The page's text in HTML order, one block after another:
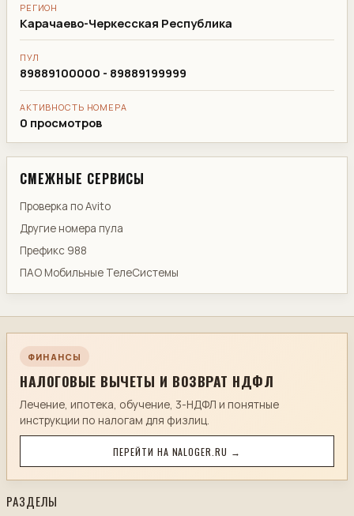
РЕГИОН
Карачаево-Черкесская Республика
ПУЛ
89889100000 - 89889199999
АКТИВНОСТЬ НОМЕРА
0 просмотров
СМЕЖНЫЕ СЕРВИСЫ
Проверка по Avito
Другие номера пула
Префикс 988
ПАО Мобильные ТелеСистемы
ФИНАНСЫ
НАЛОГОВЫЕ ВЫЧЕТЫ И ВОЗВРАТ НДФЛ
Лечение, ипотека, обучение, 3-НДФЛ и понятные
инструкции по налогам для физлиц.
ПЕРЕЙТИ НА NALOGER.RU →
РАЗДЕЛЫ